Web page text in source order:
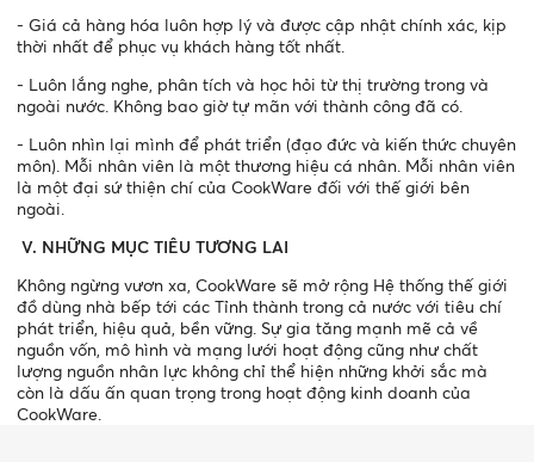
- Giá cả hàng hóa luôn hợp lý và được cập nhật chính xác, kịp
thời nhất để phục vụ khách hàng tốt nhất.
- Luôn lắng nghe, phân tích và học hỏi từ thị trường trong và
ngoài nước. Không bao giờ tự mãn với thành công đã có.
- Luôn nhìn lại mình để phát triển (đạo đức và kiến thức chuyên
môn). Mỗi nhân viên là một thương hiệu cá nhân. Mỗi nhân viên
là một đại sứ thiện chí của CookWare đối với thế giới bên
ngoài.
V. NHỮNG MỤC TIÊU TƯƠNG LAI
Không ngừng vươn xa, CookWare sẽ mở rộng Hệ thống thế giới
đồ dùng nhà bếp tới các Tỉnh thành trong cả nước với tiêu chí
phát triển, hiệu quả, bền vững. Sự gia tăng mạnh mẽ cả về
nguồn vốn, mô hình và mạng lưới hoạt động cũng như chất
lượng nguồn nhân lực không chỉ thể hiện những khởi sắc mà
còn là dấu ấn quan trọng trong hoạt động kinh doanh của
CookWare.